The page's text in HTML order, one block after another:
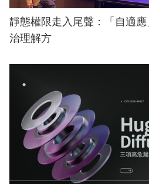
靜態權限走入尾聲：「自適
治理解方